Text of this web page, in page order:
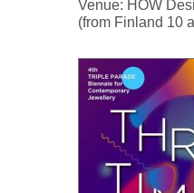
Venue: HOW
(from Finland 10